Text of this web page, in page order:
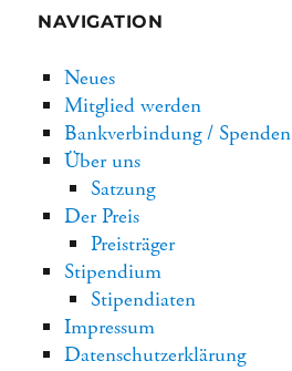
NAVIGATION
Neues
Mitglied werden
Bankverbindung / Spenden
Über uns
Satzung
Der Preis
Preisträger
Stipendium
Stipendiaten
Impressum
Datenschutzerklärung